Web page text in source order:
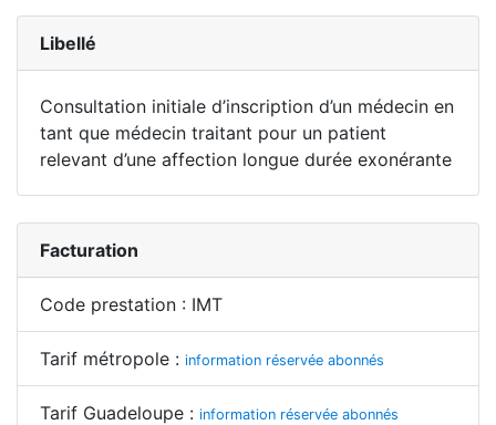
Libellé
Consultation initiale d’inscription d’un médecin en
tant que médecin traitant pour un patient
relevant d’une affection longue durée exonérante
Facturation
Code prestation : IMT
Tarif métropole : information réservée abonnés
Tarif Guadeloupe : information réservée abonnés